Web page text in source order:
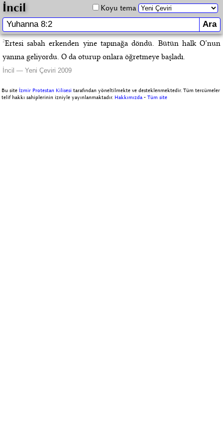
İncil Koyu tema
2Ertesi sabah erkenden yine tapınağa döndü. Bütün halk O’nun
yanına geliyordu. O da oturup onlara öğretmeye başladı.
İncil — Yeni Çeviri 2009
Bu site İzmir Protestan Kilisesi tarafından yöneltilmekte ve desteklenmektedir. Tüm tercümeler
telif hakkı sahiplerinin izniyle yayınlanmaktadır. Hakkımızda -Tüm site